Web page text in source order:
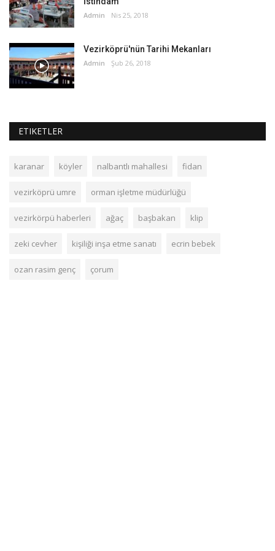
Admin Nis 25, 2018
Vezirköprü'nün Tarihi Mekanları
Admin Şub 26, 2018
ETIKETLER
karanar köyler nalbantlı mahallesi fidan
vezirköprü umre orman işletme müdürlüğü
vezirkörpü haberleri ağaç başbakan klip
zeki cevher kişiliği inşa etme sanatı ecrin bebek
ozan rasim genç çorum